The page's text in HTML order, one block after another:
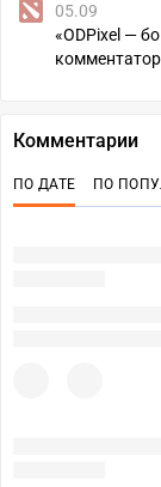
05.09
«ODPixel —
Комментарии
ПО ДАТЕ ПО